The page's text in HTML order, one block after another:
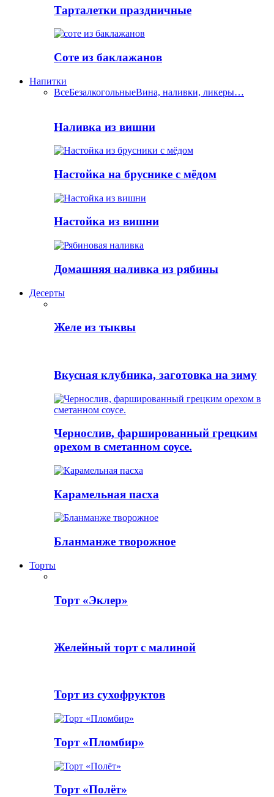
Тарталетки праздничные
Соте из баклажанов
Напитки
ВсеБезалкогольныеВина, наливки, ликеры…
Наливка из вишни
Настойка на бруснике с мёдом
Настойка из вишни
Домашняя наливка из рябины
Десерты
Желе из тыквы
Вкусная клубника, заготовка на зиму
Чернослив, фаршированный грецким
орехом в сметанном соусе.
Карамельная пасха
Бланманже творожное
Торты
Торт «Эклер»
Желейный торт с малиной
Торт из сухофруктов
Торт «Пломбир»
Торт «Полёт»